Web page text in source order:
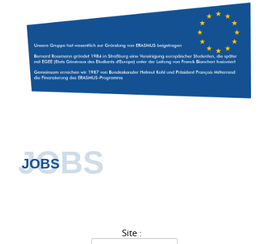
JOBS
JOBS
Site :